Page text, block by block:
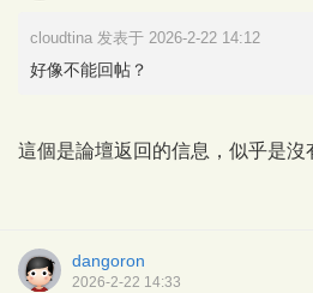
cloudtina 发表于 2026-2-22 14:12
好像不能回帖？
這個是論壇返回的信息，似乎是沒
dangoron
2026-2-22 14:33